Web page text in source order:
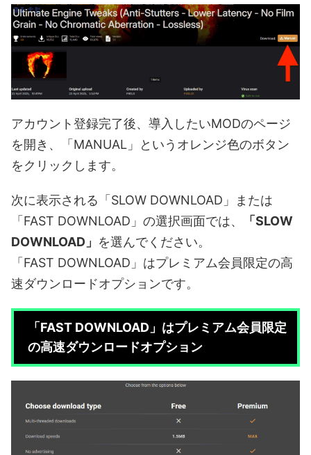
アカウント登録完了後、導入したいMODのページ
を開き、「MANUAL」というオレンジ色のボタン
をクリックします。
次に表示される「SLOW DOWNLOAD」または
「FAST DOWNLOAD」の選択画面では、
「SLOW
DOWNLOAD」 を選んでください。
「FAST DOWNLOAD」はプレミアム会員限定の高
速ダウンロードオプションです。
「FAST DOWNLOAD」はプレミアム会員限定
の高速ダウンロードオプション